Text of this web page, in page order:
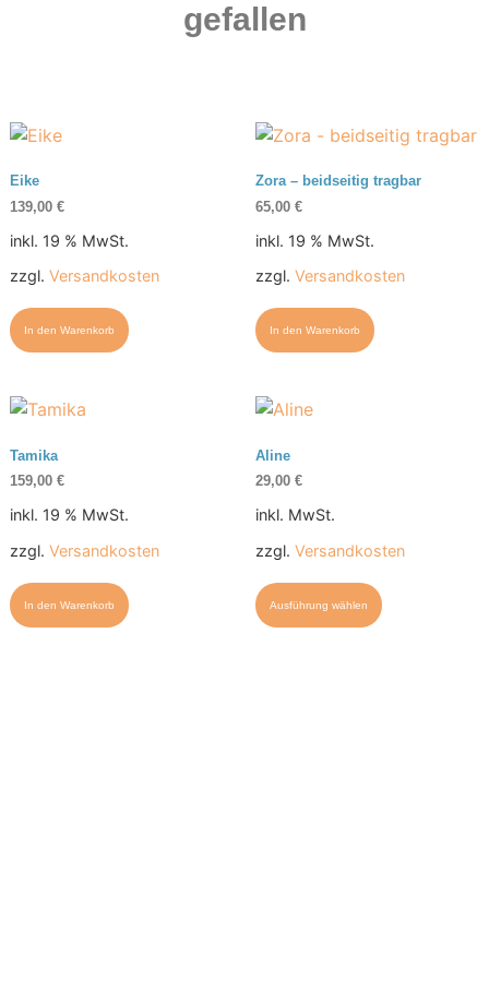
gefallen
Eike
139,00 €
inkl. 19 % MwSt.
zzgl. Versandkosten
In den Warenkorb
Zora – beidseitig tragbar
65,00 €
inkl. 19 % MwSt.
zzgl. Versandkosten
In den Warenkorb
Tamika
159,00 €
inkl. 19 % MwSt.
zzgl. Versandkosten
In den Warenkorb
Aline
29,00 €
inkl. MwSt.
zzgl. Versandkosten
Ausführung wählen